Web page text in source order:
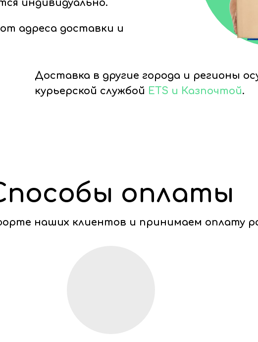
индивидуально.
адреса доставки и
Доставка в другие города и регионы
курьерской службой ETS и Казпочтой.
оплаты
наших клиентов и принимаем оплату